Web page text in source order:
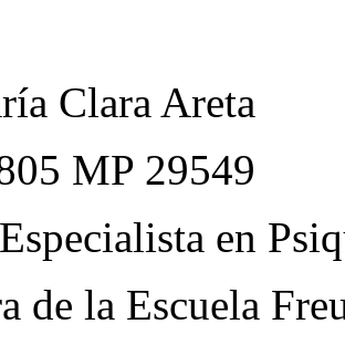
Clara Areta
MP 29549
en
de la Escuela